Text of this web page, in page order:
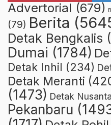
Advertorial (679)
(79) Berita
Detak Bengkalis
Dumai (1784)
Detak Inhil (234)
Detak Meranti
(1473) Detak
Pekanbaru